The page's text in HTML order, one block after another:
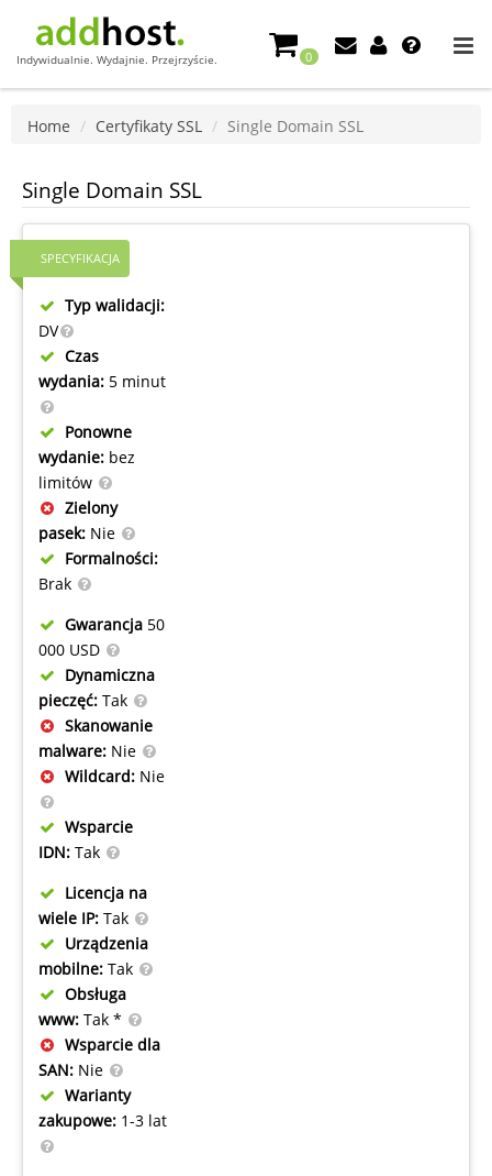
Indywidualnie. Wydajnie. Przejrzyście. 0
Home Certyfikaty SSL Single Domain SSL
Single Domain SSL
SPECYFIKACJA
Typ walidacji:
DV
Czas
wydania: 5 minut
Ponowne
wydanie: bez
limitów
Zielony
pasek: Nie
Formalności:
Brak
Gwarancja 50
000 USD
Dynamiczna
pieczęć: Tak
Skanowanie
malware: Nie
Wildcard: Nie
Wsparcie
IDN: Tak
Licencja na
wiele IP: Tak
Urządzenia
mobilne: Tak
Obsługa
www: Tak *
Wsparcie dla
SAN: Nie
Warianty
zakupowe: 1-3 lat